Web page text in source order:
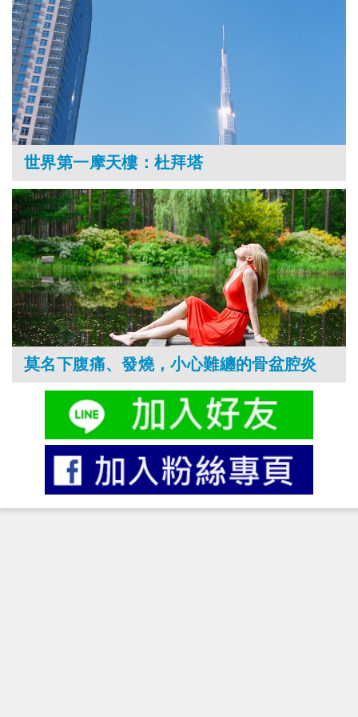
世界第一摩天樓：杜拜塔
莫名下腹痛、發燒，小心難纏的骨盆腔炎